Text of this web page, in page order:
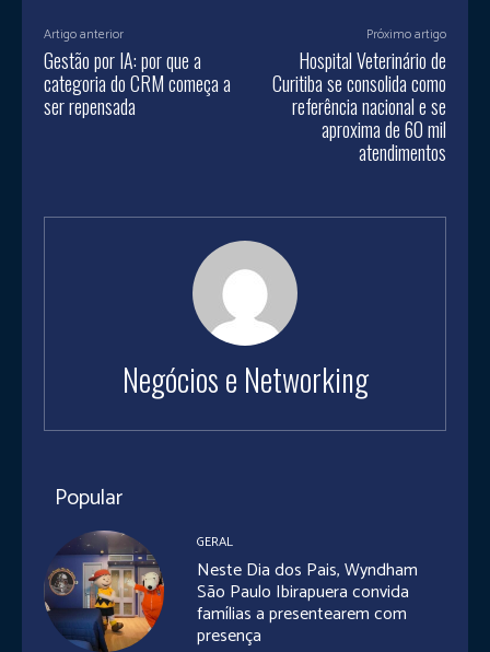
Artigo anterior
Gestão por IA: por que a
categoria do CRM começa a
ser repensada
Próximo artigo
Hospital Veterinário de
Curitiba se consolida como
referência nacional e se
aproxima de 60 mil
atendimentos
Negócios e Networking
Popular
GERAL
Neste Dia dos Pais, Wyndham
São Paulo Ibirapuera convida
famílias a presentearem com
presença